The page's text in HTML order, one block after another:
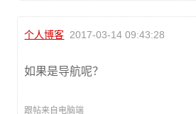
个人博客 2017-03-14 09:43:28
如果是导航呢？
跟帖来自电脑端